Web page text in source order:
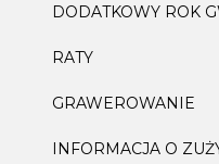
DODATKOWY ROK
RATY
GRAWEROWANIE
INFORMACJA O